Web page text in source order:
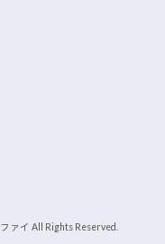
ァイ All Rights Reserved.